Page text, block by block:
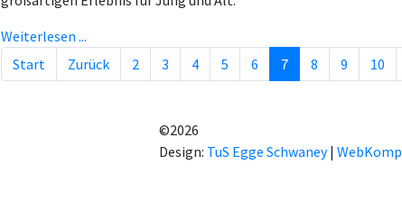
Weiterlesen ...
Start Zurück 2 3 4 5 6 7 8 9 10
©2026
Design: TuS Egge Schwaney| WebKomp